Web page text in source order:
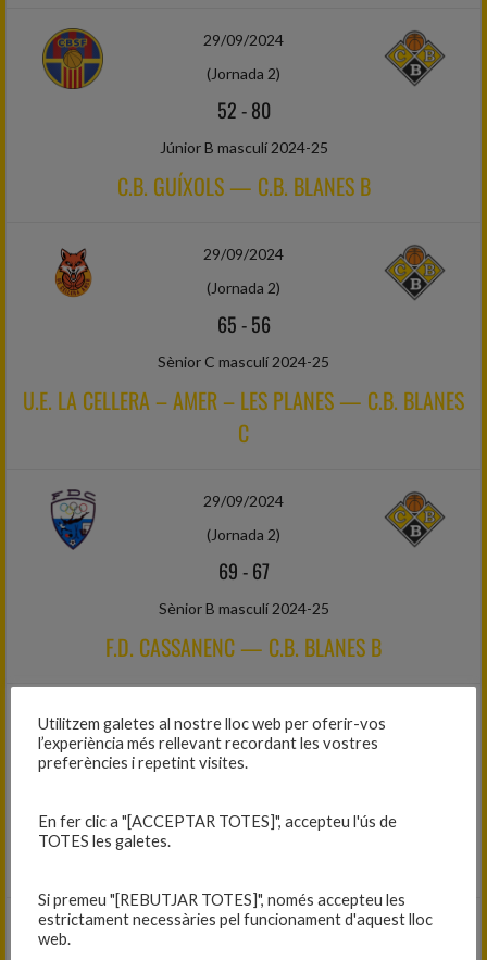
29/09/2024
(Jornada 2)
52-80
Júnior B masculí 2024-25
C.B. GUÍXOLS — C.B. BLANES B
29/09/2024
(Jornada 2)
65-56
Sènior C masculí 2024-25
U.E. LA CELLERA – AMER – LES PLANES — C.B. BLANES
C
29/09/2024
(Jornada 2)
69-67
Sènior B masculí 2024-25
F.D. CASSANENC — C.B. BLANES B
05/10/2024
(Jornada 2)
Mini femení 2024-25
C.B. LLAGOSTERA — C.B. BLANES
05/10/2024
Utilitzem galetes al nostre lloc web per oferir-vos
l’experiència més rellevant recordant les vostres
preferències i repetint visites.
En fer clic a "[ACCEPTAR TOTES]", accepteu l'ús de
TOTES les galetes.
Si premeu "[REBUTJAR TOTES]", només accepteu les
estrictament necessàries pel funcionament d'aquest lloc
web.